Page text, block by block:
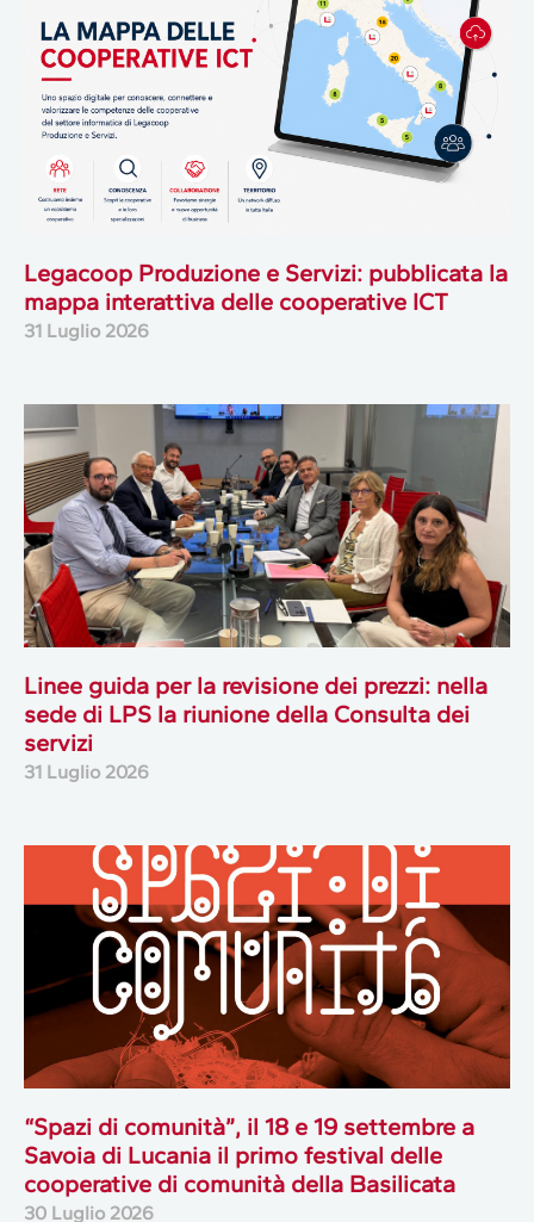
Legacoop Produzione e Servizi: pubblicata la
mappa interattiva delle cooperative ICT
31 Luglio 2026
Linee guida per la revisione dei prezzi: nella
sede di LPS la riunione della Consulta dei
servizi
31 Luglio 2026
“Spazi di comunità”, il 18 e 19 settembre a
Savoia di Lucania il primo festival delle
cooperative di comunità della Basilicata
30 Luglio 2026